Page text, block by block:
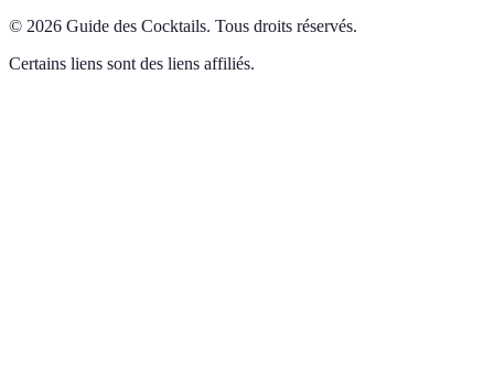
© 2026 Guide des Cocktails. Tous droits réservés.
Certains liens sont des liens affiliés.